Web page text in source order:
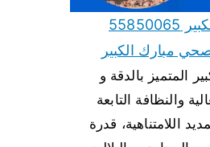
فني صحي مبارك الكبير 55850065
مبارك الكبير
المتميز بالدقة و
والنظافة التابعة
اللامتناهية، قدرة